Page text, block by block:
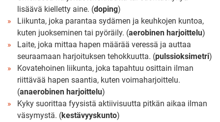
lisäävä kielletty aine. (doping)
Liikunta, joka parantaa sydämen ja keuhkojen kuntoa,
kuten juokseminen tai pyöräily. (aerobinen harjoittelu)
Laite, joka mittaa hapen määrää veressä ja auttaa
seuraamaan harjoituksen tehokkuutta. (pulssioksimetri)
Kovatehoinen liikunta, joka tapahtuu osittain ilman
riittävää hapen saantia, kuten voimaharjoittelu.
(anaerobinen harjoittelu)
Kyky suorittaa fyysistä aktiivisuutta pitkän aikaa ilman
väsymystä. (kestävyyskunto)